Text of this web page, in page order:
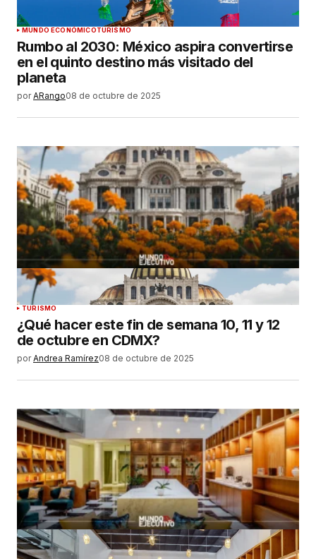
MUNDO ECONÓMICOTURISMO
Rumbo al 2030: México aspira convertirse
en el quinto destino más visitado del
planeta
por ARango08 de octubre de 2025
TURISMO
¿Qué hacer este fin de semana 10, 11 y 12
de octubre en CDMX?
por Andrea Ramírez08 de octubre de 2025